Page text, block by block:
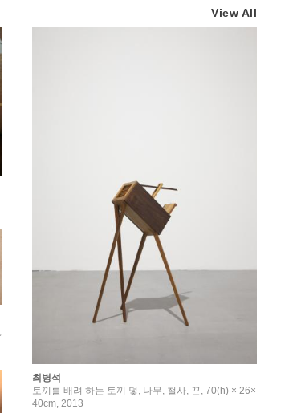
View All
최병석
토끼를 배려 하는 토끼 덫, 나무, 철사, 끈, 70(h) × 26×
40cm, 2013